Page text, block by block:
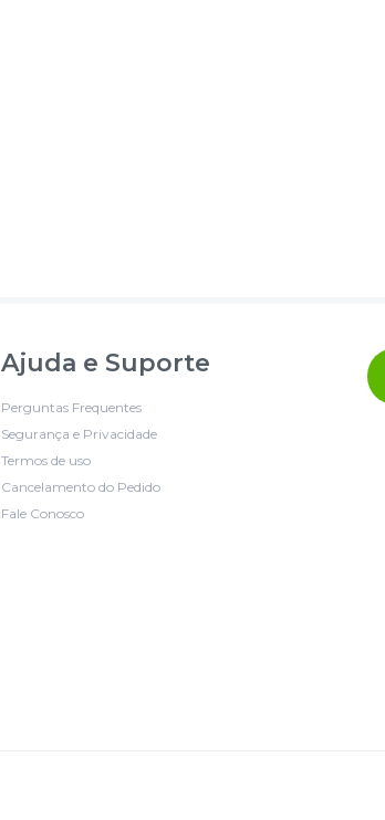
Ajuda e Suporte
Perguntas Frequentes
Segurança e Privacidade
Termos de uso
Cancelamento do Pedido
Fale Conosco